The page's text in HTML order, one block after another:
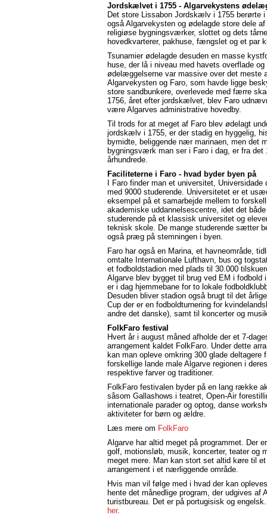
Jordskælvet i 1755 - Algarvekystens
Det store Lissabon Jordskælv i 1755 berørte i
også Algarvekysten og ødelagde store dele af
religiøse bygningsværker, slottet og dets
hovedkvarterer, pakhuse, fængslet og et par
Tsunamier ødelagde desuden en masse
huse, der lå i niveau med havets overflade og
ødelæggelserne var massive over det meste
Algarvekysten og Faro, som havde ligge
store sandbunkere, overlevede med færre
1756, året efter jordskælvet, blev Faro
være Algarves administrative hovedby.
Til trods for at meget af Faro blev ødelagt
jordskælv i 1755, er der stadig en hyggelig,
bymidte, beliggende nær marinaen, men det
bygningsværk man ser i Faro i dag, er fra det
århundrede.
Faciliteterne i Faro - hvad byder byen på
I Faro finder man et universitet, Universidade
med 9000 studerende. Universitetet er et
eksempel på et samarbejde mellem to
akademiske uddannelsescentre, idet det
studerende på et klassisk universitet og
teknisk skole. De mange studerende sætter
også præg på stemningen i byen.
Faro har også en Marina, et havneområde,
omtalte Internationale Lufthavn, bus og
et fodboldstadion med plads til 30.000
Algarve blev bygget til brug ved EM i fodbold
er i dag hjemmebane for to lokale
Desuden bliver stadion også brugt til det
Cup der er en fodboldturnering for
andre det danske), samt til koncerter og
FolkFaro festival
Hvert år i august måned afholde der et 7-
arrangement kaldet FolkFaro. Under dette
kan man opleve omkring 300 glade deltagere
forskellige lande male Algarve regionen i
respektive farver og traditioner.
FolkFaro festivalen byder på en lang række
såsom Gallashows i teatret, Open-Air
internationale parader og optog, danse
aktiviteter for børn og ældre.
Læs mere om FolkFaro
Algarve har altid meget på programmet. Der
golf, motionsløb, musik, koncerter, teater og
meget mere. Man kan stort set altid køre til et
arrangement i et nærliggende område.
Hvis man vil følge med i hvad der kan
hente det månedlige program, der udgives af
turistbureau. Det er på portugisisk og
her.